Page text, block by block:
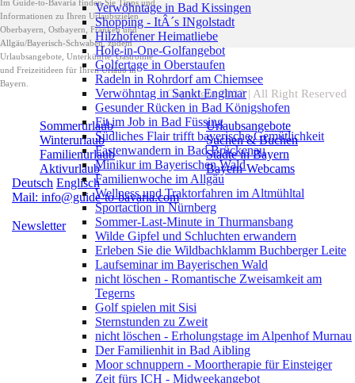
Im Guide-to-Bavaria finden Sie Tipps und
Informationen zu Ihren Urlaubszielen
Oberbayern, Ostbayern, Franken und
Allgäu/Bayerisch-Schwaben, zudem
Urlaubsangebote, Unterkünfte, Gastromie
und Freizeitideen für Ihren Urlaub in
Bayern.
Sommerurlaub
Winterurlaub
Familienurlaub
Aktivurlaub
Urlaubsangebote
Suchen & Buchen
Städte in Bayern
Bayern-Webcams
Deutsch Englisch
Mail: info@guide-to-bavaria.com
Newsletter
Copyright 2022 | All Right Reserved
Verwöhntage in Bad Kissingen
Shopping - ItÂ´s INgolstadt
Hilzhofener Heimatliebe
Hole-in-One-Golfangebot
Golfertage in Oberstaufen
Radeln in Rohrdorf am Chiemsee
Verwöhntag in Sankt Englmar
Gesunder Rücken in Bad Königshofen
Fit im Job in Bad Füssing
Südliches Flair trifft bayerische Gemütlichkeit
Fastenwandern in Bad Brückenau
Minikur im Bayerischen Wald
Familienwoche im Allgäu
Wellness und Traktorfahren im Altmühltal
Sportaction in Nürnberg
Sommer-Last-Minute in Thurmansbang
Wilde Gipfel und Schluchten erwandern
Erleben Sie die Wildbachklamm Buchberger Leite
Laufseminar im Bayerischen Wald
nicht löschen - Romantische Zweisamkeit am
Tegerns
Golf spielen mit Sisi
Sternstunden zu Zweit
nicht löschen - Erholungstage im Alpenhof Murnau
Der Familienhit in Bad Aibling
Moor schnuppern - Moortherapie für Einsteiger
Zeit fürs ICH - Midweekangebot